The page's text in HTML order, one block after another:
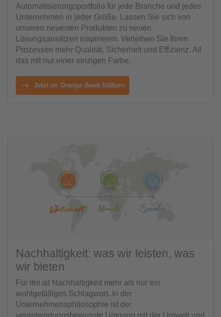
Automatisierungsportfolio für jede Branche und jedes
Unternehmen in jeder Größe. Lassen Sie sich von
unseren neuesten Produkten zu neuen
Lösungsansätzen inspirieren. Verleihen Sie Ihren
Prozessen mehr Qualität, Sicherheit und Effizienz. All
das mit nur einer einzigen Farbe.
Jetzt im Orange Book blättern
Nachhaltigkeit: was wir leisten, was
wir bieten
Für ifm ist Nachhaltigkeit mehr als nur ein
wohlgefälliges Schlagwort. In der
Unternehmensphilosophie ist der
verantwortungsbewusste Umgang mit der Umwelt und